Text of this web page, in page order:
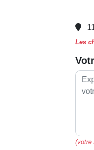
Les
(votre